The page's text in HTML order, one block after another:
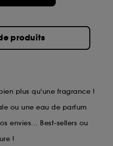
produits
plus qu'une fragrance !
ou une eau de parfum
envies... Best-sellers ou
!